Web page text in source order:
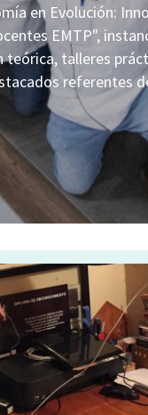
en Evolución:
EMTP",
talleres
referentes